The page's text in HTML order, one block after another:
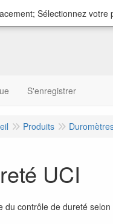
S'enregistrer
Produits
UCI
du contrôle de dureté
Sélectionnez votre